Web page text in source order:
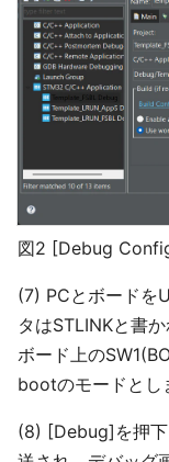
図2 [Debug
(7) PCとボードを
タはSTLINKと書か
ボード上の
bootのモードとし
(8) [Debug]を押下